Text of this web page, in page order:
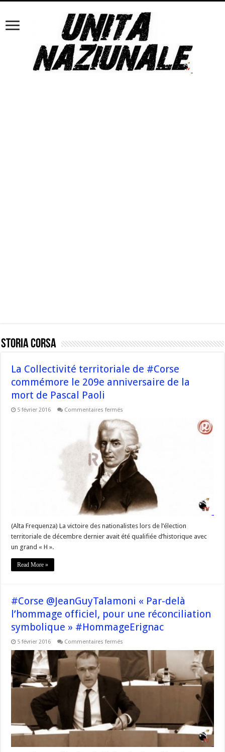
Storia Corsa
La Collectivité territoriale de #Corse
commémore le 209e anniversaire de la
mort de Pascal Paoli
5 février 2016 Commentaires fermés
Collectivité
territoriale
de
#Corse
commémore
le
209e
anniversaire
Pascal
Paoli
(Alta Frequenza) La victoire des nationalistes lors de l’élection
territoriale de décembre dernier avait été qualifiée d’historique avec
un grand « H ».
Read More »
#Corse @JeanGuyTalamoni « Par-delà
l’hommage officiel, pour une réconciliation
symbolique » #HommageErignac
5 février 2016 Commentaires fermés
@JeanGuyTalamoni
« Par-
l’hommage
officiel,
pour
une
réconciliation
symbolique »
#HommageErignac